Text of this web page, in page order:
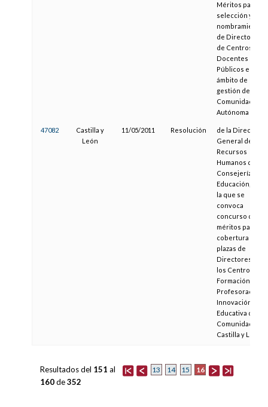
Méritos para la
selección y
nombramiento
de Directores
de Centros
Docentes
Públicos en el
ámbito de
gestión de esta
Comunidad
Autónoma
47082
Castilla y
León
11/05/2011 Resolución
de la Dirección
General de
Recursos
Humanos de la
Consejería de
Educación, por
la que se
convoca
concurso de
méritos para la
cobertura de
plazas de
Directores de
los Centros de
Formación del
Profesorado e
Innovación
Educativa de la
Comunidad de
Castilla y León
13 14 15 16
Resultados del 151 al
160de352